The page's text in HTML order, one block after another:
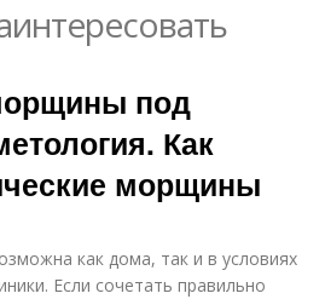
под
Как
морщины
как дома, так и в условиях
Если сочетать правильно